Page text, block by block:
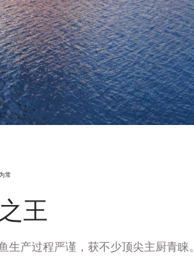
常
王
产过程严谨，获不少顶尖主厨青睐。